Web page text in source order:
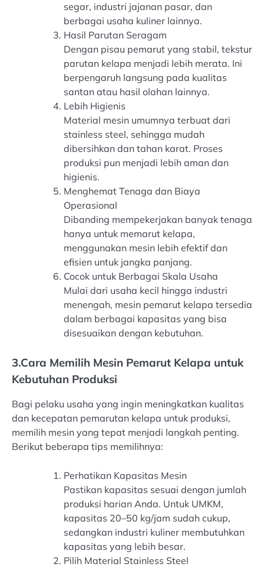
segar, industri jajanan pasar, dan
berbagai usaha kuliner lainnya.
Hasil Parutan Seragam
Dengan pisau pemarut yang stabil, tekstur
parutan kelapa menjadi lebih merata. Ini
berpengaruh langsung pada kualitas
santan atau hasil olahan lainnya.
Lebih Higienis
Material mesin umumnya terbuat dari
stainless steel, sehingga mudah
dibersihkan dan tahan karat. Proses
produksi pun menjadi lebih aman dan
higienis.
Menghemat Tenaga dan Biaya
Operasional
Dibanding mempekerjakan banyak tenaga
hanya untuk memarut kelapa,
menggunakan mesin lebih efektif dan
efisien untuk jangka panjang.
Cocok untuk Berbagai Skala Usaha
Mulai dari usaha kecil hingga industri
menengah, mesin pemarut kelapa tersedia
dalam berbagai kapasitas yang bisa
disesuaikan dengan kebutuhan.
3.Cara Memilih Mesin Pemarut Kelapa untuk
Kebutuhan Produksi
Bagi pelaku usaha yang ingin meningkatkan kualitas
dan kecepatan pemarutan kelapa untuk produksi,
memilih mesin yang tepat menjadi langkah penting.
Berikut beberapa tips memilihnya:
Perhatikan Kapasitas Mesin
Pastikan kapasitas sesuai dengan jumlah
produksi harian Anda. Untuk UMKM,
kapasitas 20–50 kg/jam sudah cukup,
sedangkan industri kuliner membutuhkan
kapasitas yang lebih besar.
Pilih Material Stainless Steel